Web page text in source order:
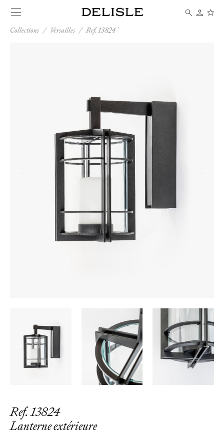
Collections / Versailles /Ref. 13824
Ref. 13824
Lanterne extérieure
→